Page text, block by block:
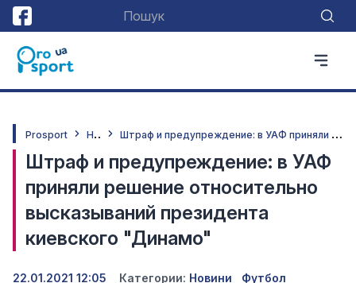
Prosport Н
овини Ш
траф и предупреждение: в УАФ приняли решение относительно высказываний президента киевского "Динамо"
Штраф и предупреждение: в УАФ
приняли решение относительно
высказываний президента
киевского "Динамо"
22.01.2021 12:05 Категории: Новини Футбол